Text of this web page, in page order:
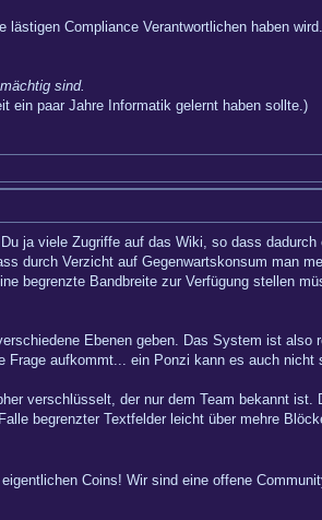
Compliance Verantwortlichen haben wird.
sind.
ein paar Jahre Informatik gelernt haben sollte.)
ja viele Zugriffe auf das Wiki, so dass
durch Verzicht auf Gegenwartskonsum man
begrenzte Bandbreite zur Verfügung stellen
Ebenen geben. Das System ist
aufkommt... ein Ponzi kann es auch
verschlüsselt, der nur dem Team bekannt
begrenzter Textfelder leicht über mehre
Coins! Wir sind eine offene